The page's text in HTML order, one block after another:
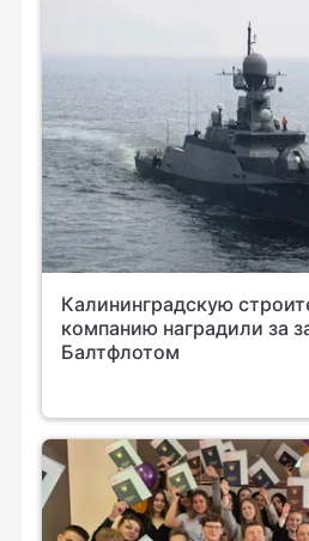
Калининградскую
компанию наградили за
Балтфлотом